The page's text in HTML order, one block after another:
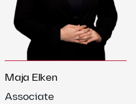
Maja Elken
Associate